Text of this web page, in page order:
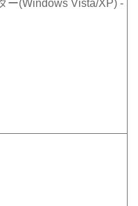
ー(Windows Vista/XP) -